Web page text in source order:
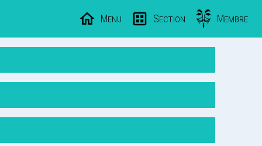
Menu Section Membre